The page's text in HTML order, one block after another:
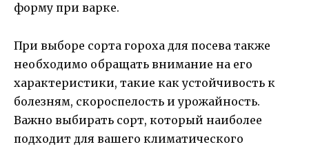
форму при варке.
При выборе сорта гороха для посева также
необходимо обращать внимание на его
характеристики, такие как устойчивость к
болезням, скороспелость и урожайность.
Важно выбирать сорт, который наиболее
подходит для вашего климатического